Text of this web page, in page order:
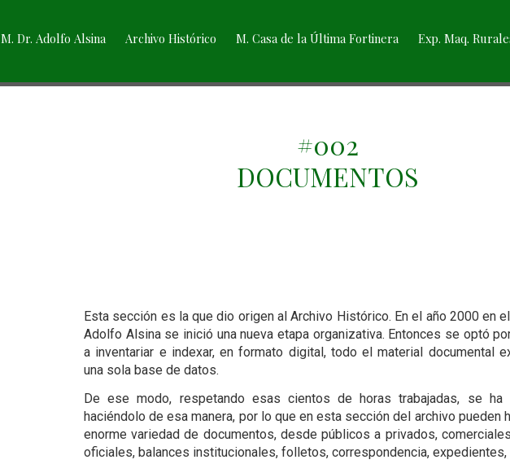
M. Dr. Adolfo Alsina Archivo Histórico M. Casa de la Última Fortinera Exp. Maq.
DOCUMENTOS
#002
Esta sección es la que dio origen al Archivo Histórico. En el año 2000 en
Adolfo Alsina se inició una nueva etapa organizativa. Entonces se optó
a inventariar e indexar, en formato digital, todo el material documental
una sola base de datos.
De ese modo, respetando esas cientos de horas trabajadas, se ha
haciéndolo de esa manera, por lo que en esta sección del archivo pueden
enorme variedad de documentos, desde públicos a privados,
oficiales, balances institucionales, folletos, correspondencia,